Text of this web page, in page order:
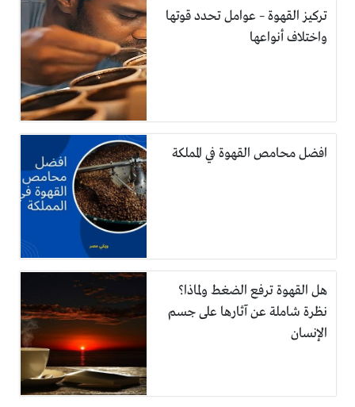
تركيز القهوة – عوامل تحدد قوتها
واختلاف أنواعها
افضل محامص القهوة في المملكة
هل القهوة ترفع الضغط ولماذا؟
نظرة شاملة عن آثارها على جسم
الإنسان